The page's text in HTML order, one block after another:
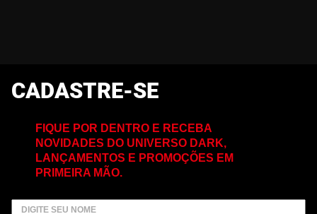
CADASTRE-SE
FIQUE POR DENTRO E RECEBA
NOVIDADES DO UNIVERSO DARK,
LANÇAMENTOS E PROMOÇÕES EM
PRIMEIRA MÃO.